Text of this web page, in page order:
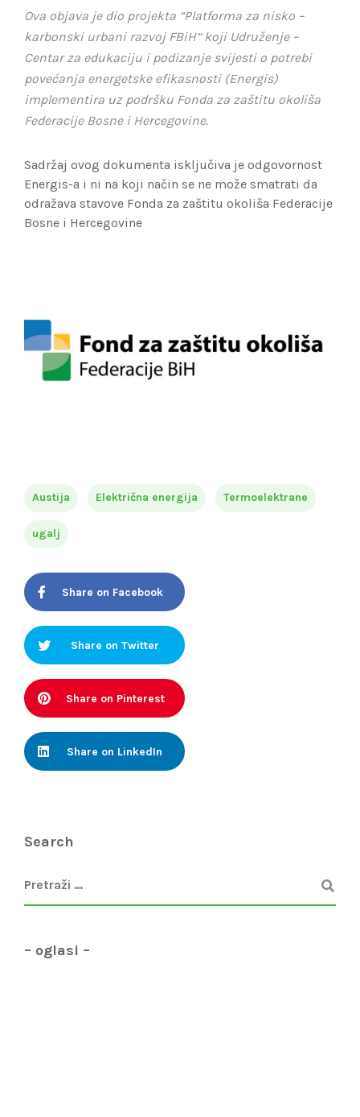
Ova objava je dio projekta “Platforma za nisko –
karbonski urbani razvoj FBiH” koji Udruženje –
Centar za edukaciju i podizanje svijesti o potrebi
povećanja energetske efikasnosti (Energis)
implementira uz podršku Fonda za zaštitu okoliša
Federacije Bosne i Hercegovine.
Sadržaj ovog dokumenta isključiva je odgovornost
Energis-a i ni na koji način se ne može smatrati da
odražava stavove Fonda za zaštitu okoliša Federacije
Bosne i Hercegovine
Austija Električna energija Termoelektrane
ugalj
Share on Facebook
Share on Twitter
Share on Pinterest
Share on LinkedIn
Search
– oglasi –